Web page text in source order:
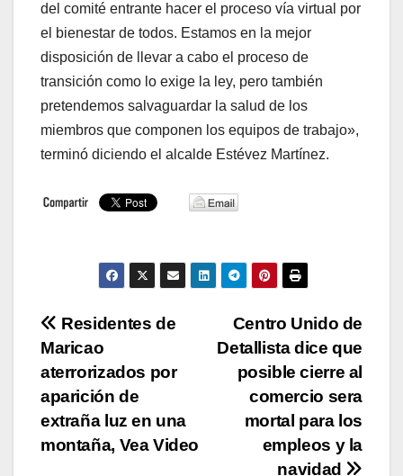
del comité entrante hacer el proceso vía virtual por
el bienestar de todos. Estamos en la mejor
disposición de llevar a cabo el proceso de
transición como lo exige la ley, pero también
pretendemos salvaguardar la salud de los
miembros que componen los equipos de trabajo»,
terminó diciendo el alcalde Estévez Martínez.
Navegación
de
entradas
Centro Unido de
Detallista dice que
posible cierre al
comercio sera
mortal para los
empleos y la
navidad
Residentes de
Maricao
aterrorizados por
aparición de
extraña luz en una
montaña, Vea Video